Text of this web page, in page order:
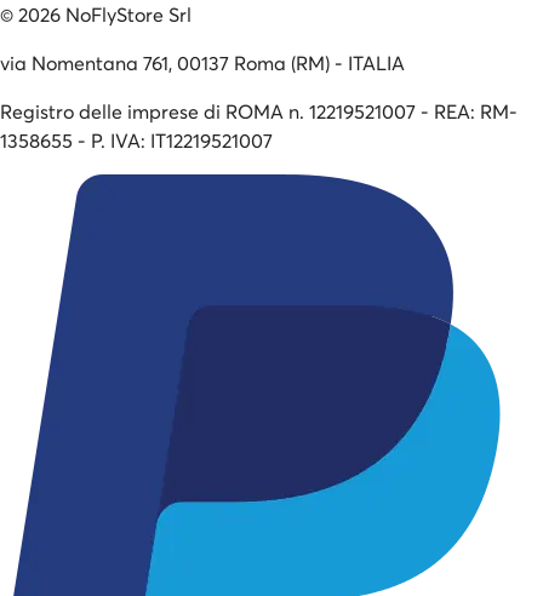
©2026 NoFlyStore Srl
via Nomentana 761, 00137 Roma (RM) - ITALIA
Registro delle imprese di ROMA n. 12219521007 - REA: RM-
1358655 - P. IVA: IT12219521007